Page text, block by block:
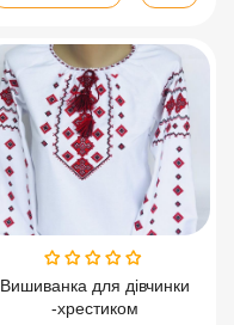
Вишиванка для дівчинки
-хрестиком